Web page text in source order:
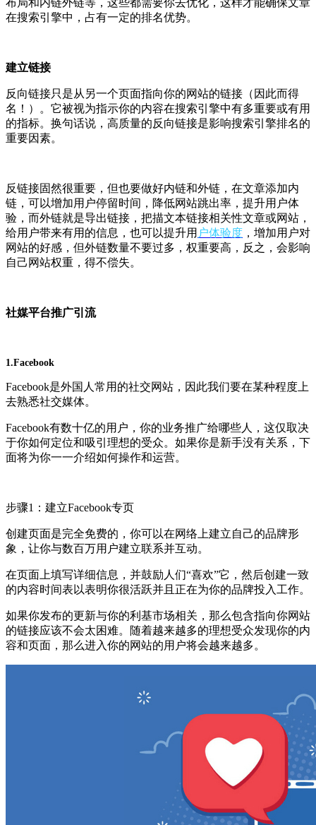
在搜索引擎中，占有一定的排名优势。
建立链接
反向链接只是从另一个页面指向你的网站的链接（因此而得
名！）。它被视为指示你的内容在搜索引擎中有多重要或有用
的指标。换句话说，高质量的反向链接是影响搜索引擎排名的
重要因素。
反链接固然很重要，但也要做好内链和外链，在文章添加内
链，可以增加用户停留时间，降低网站跳出率，提升用户体
验，而外链就是导出链接，把描文本链接相关性文章或网站，
给用户带来有用的信息，也可以提升用 户体验度 ，增加用户对
网站的好感，但外链数量不要过多，权重要高，反之，会影响
自己网站权重，得不偿失。
社媒平台推广引流
1.Facebook
Facebook是外国人常用的社交网站，因此我们要在某种程度上
去熟悉社交媒体。
Facebook有数十亿的用户，你的业务推广给哪些人，这仅取决
于你如何定位和吸引理想的受众。如果你是新手没有关系，下
面将为你一一介绍如何操作和运营。
步骤1：建立Facebook专页
创建页面是完全免费的，你可以在网络上建立自己的品牌形
象，让你与数百万用户建立联系并互动。
在页面上填写详细信息，并鼓励人们“喜欢”它，然后创建一致
的内容时间表以表明你很活跃并且正在为你的品牌投入工作。
如果你发布的更新与你的利基市场相关，那么包含指向你网站
的链接应该不会太困难。随着越来越多的理想受众发现你的内
容和页面，那么进入你的网站的用户将会越来越多。